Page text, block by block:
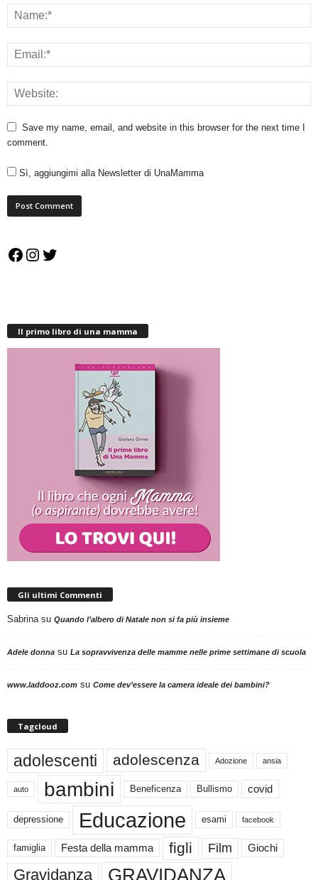
Save my name, email, and website in this browser for the next time I
comment.
Sì, aggiungimi alla Newsletter di UnaMamma
Facebook
Instagram
Twitter
Il primo libro di una mamma
Gli ultimi Commenti
Sabrina su Quando l’albero di Natale non si fa più insieme
Adele donna su La sopravvivenza delle mamme nelle prime settimane di scuola
www.laddooz.com su Come dev’essere la camera ideale dei bambini?
Tagcloud
adolescenti adolescenza Adozione ansia
auto bambini Beneficenza Bullismo covid
depressione Educazione esami facebook
famiglia Festa della mamma figli Film Giochi
Gravidanza GRAVIDANZA